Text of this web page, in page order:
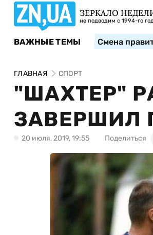
ЗЕРКАЛО
не подводим с 1994-го
ВАЖНЫЕ ТЕМЫ Смена
ГЛАВНАЯ СПОРТ
"ШАХТЕР"
ЗАВЕРШИЛ
20 июля, 2019, 19:55 Поделиться